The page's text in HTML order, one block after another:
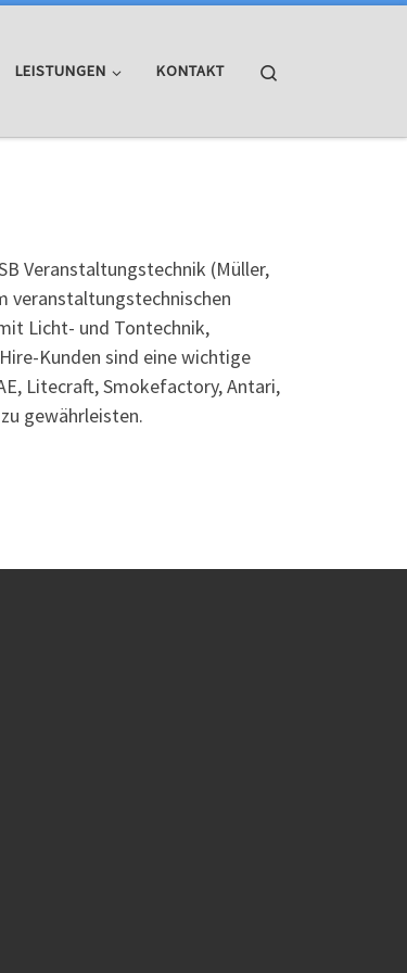
LEISTUNGEN KONTAKT
Veranstaltungstechnik (Müller,
veranstaltungstechnischen
Licht- und Tontechnik,
Kunden sind eine wichtige
Litecraft, Smokefactory, Antari,
gewährleisten.